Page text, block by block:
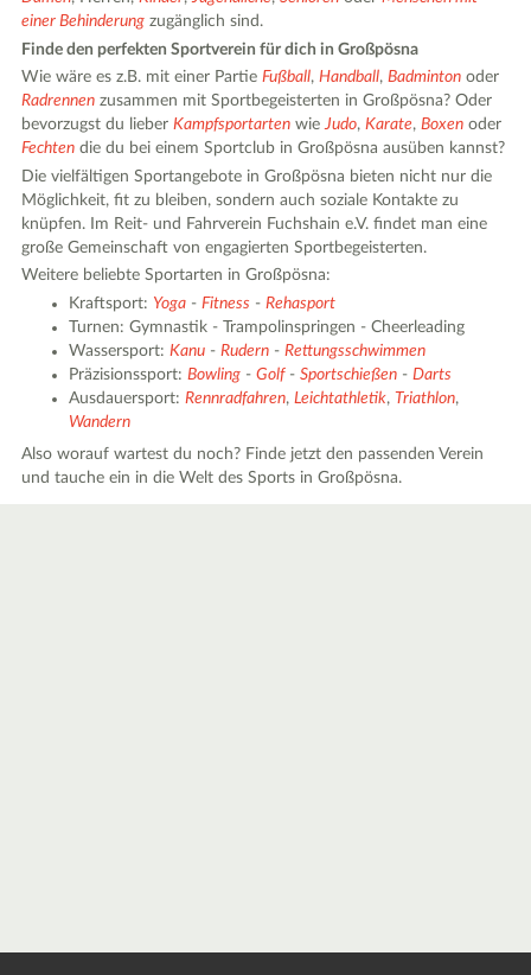
einer Behinderung zugänglich sind.
Finde den perfekten Sportverein für dich in Großpösna
Wie wäre es z.B. mit einer PartieFußball,Handball,Badminton oder
Radrennen zusammen mit Sportbegeisterten in Großpösna? Oder
bevorzugst du lieberKampfsportarten wieJudo,Karate,Boxen oder
Fechten die du bei einem Sportclub in Großpösna ausüben kannst?
Die vielfältigen Sportangebote in Großpösna bieten nicht nur die
Möglichkeit, fit zu bleiben, sondern auch soziale Kontakte zu
knüpfen. Im Reit- und Fahrverein Fuchshain e.V. findet man eine
große Gemeinschaft von engagierten Sportbegeisterten.
Weitere beliebte Sportarten in Großpösna:
Kraftsport: Yoga -Fitness -Rehasport
Turnen: Gymnastik - Trampolinspringen - Cheerleading
Wassersport:Kanu -Rudern -Rettungsschwimmen
Präzisionssport:Bowling -Golf-Sportschießen -Darts
Ausdauersport:Rennradfahren,Leichtathletik,Triathlon,
Wandern
Also worauf wartest du noch? Finde jetzt den passenden Verein
und tauche ein in die Welt des Sports in Großpösna.